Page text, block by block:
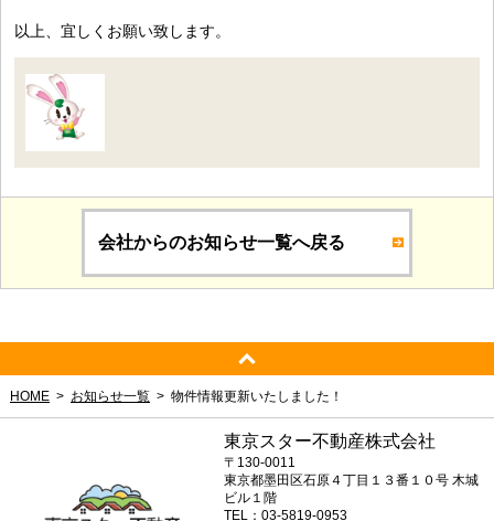
以上、宜しくお願い致します。
会社からのお知らせ一覧へ戻る
HOME お知らせ一覧 物件情報更新いたしました！
東京スター不動産株式会社
〒130-0011
東京都墨田区石原４丁目１３番１０号 木城
ビル１階
TEL：03-5819-0953